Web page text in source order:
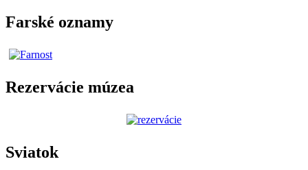
Farské oznamy
Rezervácie múzea
Sviatok